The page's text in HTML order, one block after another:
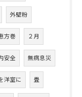
外壁粉
方巻 ２月
安全 無病息災
洋室に 畳